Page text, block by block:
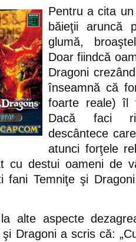
Pentru a cita
băieţii aruncă
glumă,
Doar fiindcă
Dragoni
înseamnă că
foarte reale) îl
Dacă faci
descântece
atunci forţele
cu destui oameni de
fani Temniţe şi
alte aspecte
şi Dragoni a scris că: